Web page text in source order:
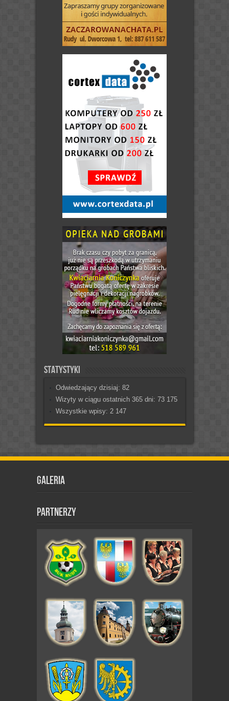
Statystyki
Odwiedzający dzisiaj: 82
Wizyty w ciągu ostatnich 365 dni: 73 175
Wszystkie wpisy: 2 147
Galeria
Partnerzy